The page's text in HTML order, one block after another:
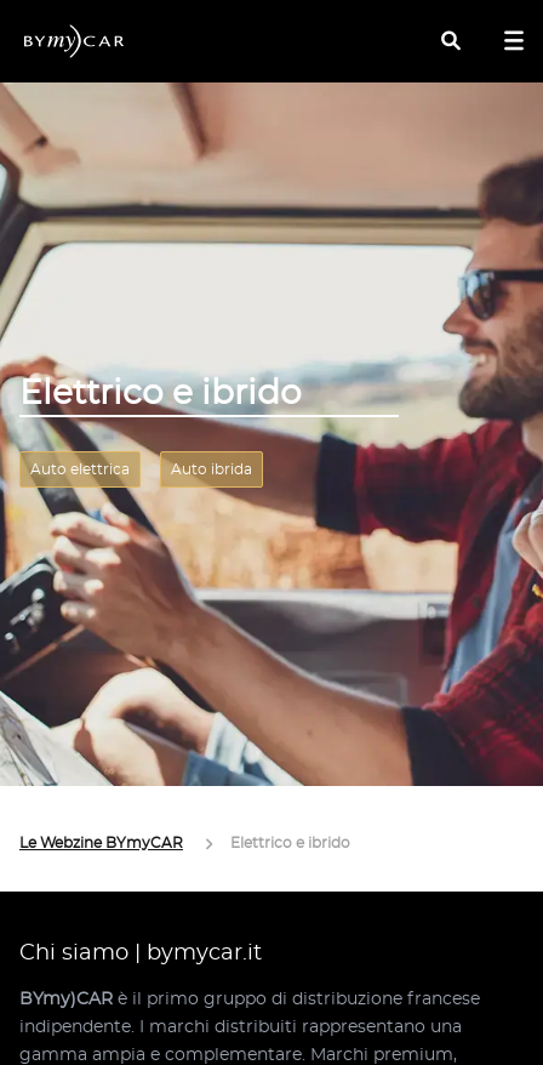
Elettrico e ibrido
Auto elettrica Auto ibrida
Le Webzine BYmyCAR Elettrico e ibrido
Chi siamo | bymycar.it
BYmy)CAR è il primo gruppo di distribuzione francese
indipendente. I marchi distribuiti rappresentano una
gamma ampia e complementare. Marchi premium,